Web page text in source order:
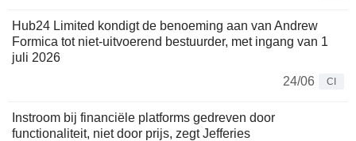
Hub24 Limited kondigt de benoeming aan van Andrew
Formica tot niet-uitvoerend bestuurder, met ingang van 1
juli 2026
24/06
CI
Instroom bij financiële platforms gedreven door
functionaliteit, niet door prijs, zegt Jefferies